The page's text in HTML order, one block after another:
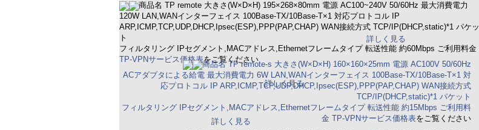
詳しく見る
詳しく見る
詳しく見る
商品名 TP remote 大きさ(W×D×H) 195×268×80mm 電源 AC100~240V 50/60Hz 最大消費電力
120W LAN,WANインターフェイス 100Base-TX/10Base-T×1 対応プロトコル IP
ARP,ICMP,TCP,UDP,DHCP,Ipsec(ESP),PPP(PAP,CHAP) WAN接続方式 TCP/IP(DHCP,static)*1 パケッ
ト
フィルタリング IPセグメント,MACアドレス,Ethernetフレームタイプ 転送性能 約60Mbps ご利用料金
TP-VPNサービス価格表をご覧ください
商品名 TP remote-s 大きさ(W×D×H) 160×160×25mm 電源 AC100V 50/60Hz
ACアダプタによる給電 最大消費電力 6W LAN,WANインターフェイス 100Base-TX/10Base-T×1 対
応プロトコル IP ARP,ICMP,TCP,UDP,DHCP,Ipsec(ESP),PPP(PAP,CHAP) WAN接続方式
TCP/IP(DHCP,static)*1 パケット
フィルタリング IPセグメント,MACアドレス,Ethernetフレームタイプ 転送性能 約15Mbps ご利用料
金 TP-VPNサービス価格表をご覧ください